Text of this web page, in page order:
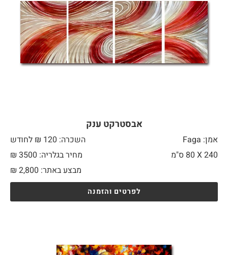
אבסטרקט ענק
אמן: Faga
השכרה: 120 ₪ לחודש
240 X
מחיר בגלריה: 3500 ₪
מבצע באתר:
₪ 2,800
לפרטים והזמנה